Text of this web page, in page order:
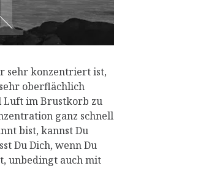
sehr konzentriert ist,
oberflächlich
Luft im Brustkorb zu
ganz schnell
bist, kannst Du
Du Dich, wenn Du
unbedingt auch mit